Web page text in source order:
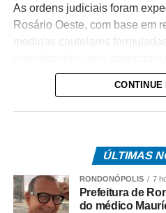
As ordens judiciais foram
Rosário Oeste, com base em
medidas cautelares
dos alvos no tráfico de drogas
enfraquecendo a estrutura da
O trabalho é resultado de
equipe da Delegacia de
CONTINUE
ÚLTIMAS
RONDONÓPOLIS 7
Prefeitura de
do médico